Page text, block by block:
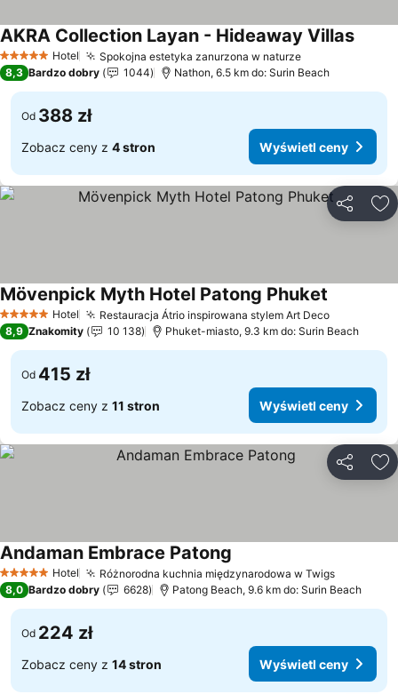
5 KategoriaHotel Spokojna estetyka zanurzona w naturzeWyświetl ceny
AKRA Collection Layan - Hideaway Villas
8,3 Bardzo dobry 1044 Nathon, 6.5 km do: Surin Beach
Od 388 zł
Zobacz ceny z 4 stron Wyświetl ceny
5 KategoriaHotel Restauracja Átrio inspirowana stylem Art DecoWyświetl
Mövenpick Myth Hotel Patong Phuket
8,9 Znakomity 10 138 Phuket-miasto, 9.3 km do: Surin Beach
Od 415 zł
Zobacz ceny z 11 stron Wyświetl ceny
5 KategoriaHotel Różnorodna kuchnia międzynarodowa w TwigsWyświetl
Andaman Embrace Patong
8,0 Bardzo dobry 6628 Patong Beach, 9.6 km do: Surin Beach
Od 224 zł
Zobacz ceny z 14 stron Wyświetl ceny